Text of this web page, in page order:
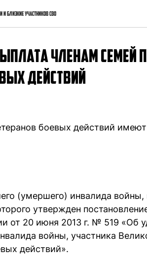
и близкие участников СВО
членам семей
действий
боевых действий имеют
(умершего) инвалида войны,
утвержден
от 20 июня 2013 г. № 519 «Об
войны, участника
действий».